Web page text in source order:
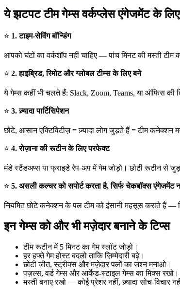
ये झटपट टीम गेम्स वर्कप्लेस एंगेजमेंट के
⭐ 1. टाइम-सेविंग बॉन्डिंग
आपको घंटों का वर्कशॉप नहीं चाहिए — पांच मिनट की मस्ती
⭐ 2. हाइब्रिड, रिमोट और ग्लोबल टीम्स के लिए बने
ये गेम्स कहीं भी चलते हैं: Slack, Zoom, Teams, या ऑफिस की
⭐ 3. ज़्यादा पार्टिसिपेशन
छोटे, आसान एक्टिविटीज़ = ज़्यादा लोग जुड़ते हैं = टीम कनेक्शन
⭐ 4. रोज़ाना की रूटीन के लिए परफेक्ट
मंडे स्टैंडअप्स या फ्राइडे रैप-अप में गेम जोड़ो। छोटी रूटीन से
⭐ 5. असली कल्चर को सपोर्ट करता है, सिर्फ चेकबॉक्स एंगेजमेंट
नियमित छोटे कनेक्शन के पल टीम को इंसानी महसूस कराते हैं —
इन गेम्स को और भी मज़ेदार बनाने के टिप्स
टीम रूटीन में 5 मिनट का गेम स्लॉट जोड़ो।
हर हफ्ते गेम होस्ट बदलो ताकि ज़िम्मेदारी बढ़े।
छोटी जीत, स्ट्रीक्स और मज़ेदार पलों का जश्न मनाओ।
पज़ल्स, वर्ड गेम्स और आर्केड-स्टाइल गेम्स का मिक्स रखो।
मस्ती बनाए रखो — कोई प्रेशर नहीं, ज़्यादा सोच-विचार